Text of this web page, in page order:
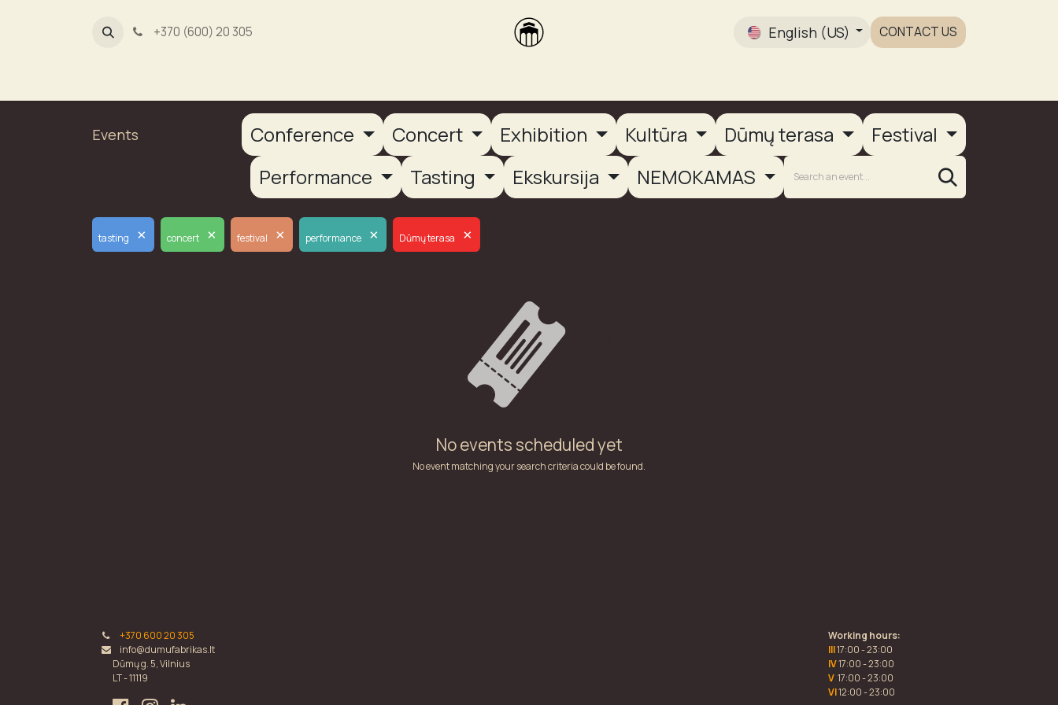
+370 (600) 20 305 English (US) CONTACT US
Events Conference Concert Exhibition Kultūra Dūmų terasa
Festival
Performance
Tasting Ekskursija NEMOKAMAS
tasting × concert × festival × performance × Dūmų terasa ×
No events scheduled yet
No event matching your search criteria could be found.
+370 600 20 305
info@dumufabrikas.lt
Dūmų g. 5, Vilnius
LT - 11119
Working hours:
III17:00 - 23:00
IV17:00 - 23:00
V 17:00 - 23:00
VI12:00 - 23:00